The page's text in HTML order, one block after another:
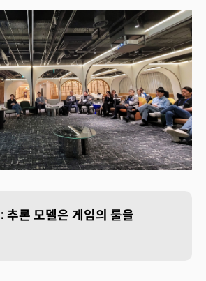
추론 모델은 게임의 룰을